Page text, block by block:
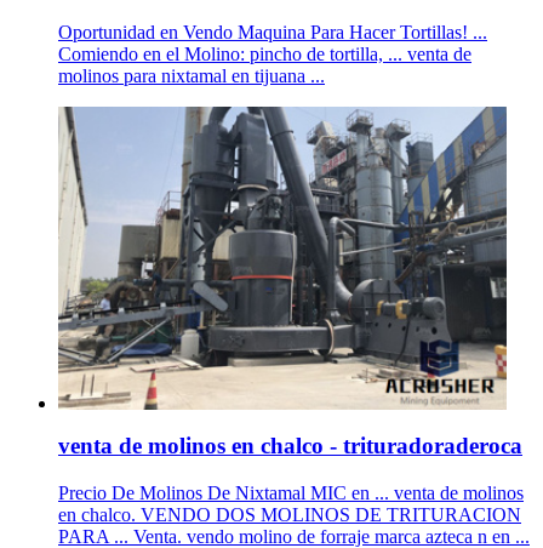
Oportunidad en Vendo Maquina Para Hacer Tortillas! ...
Comiendo en el Molino: pincho de tortilla, ... venta de
molinos para nixtamal en tijuana ...
venta de molinos en chalco - trituradoraderoca
Precio De Molinos De Nixtamal MIC en ... venta de molinos
en chalco. VENDO DOS MOLINOS DE TRITURACION
PARA ... Venta. vendo molino de forraje marca azteca n en ...